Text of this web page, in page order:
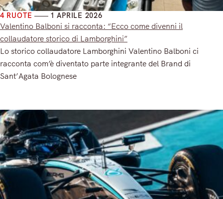
4 RUOTE 1 APRILE 2026
Valentino Balboni si racconta: “Ecco come divenni il
collaudatore storico di Lamborghini”
Lo storico collaudatore Lamborghini Valentino Balboni ci
racconta com’è diventato parte integrante del Brand di
Sant’Agata Bolognese